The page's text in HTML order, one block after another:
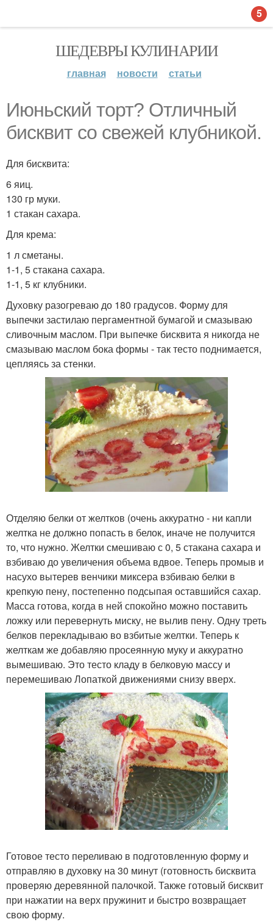
ШЕДЕВРЫ КУЛИНАРИИ
главная новости статьи
Июньский торт? Отличный
бисквит со свежей клубникой.
Для бисквита:
6 яиц.
130 гр муки.
1 стакан сахара.
Для крема:
1 л сметаны.
1-1, 5 стакана сахара.
1-1, 5 кг клубники.
Духовку разогреваю до 180 градусов. Форму для
выпечки застилаю пергаментной бумагой и смазываю
сливочным маслом. При выпечке бисквита я никогда не
смазываю маслом бока формы - так тесто поднимается,
цепляясь за стенки.
Отделяю белки от желтков (очень аккуратно - ни капли
желтка не должно попасть в белок, иначе не получится
то, что нужно. Желтки смешиваю с 0, 5 стакана сахара и
взбиваю до увеличения объема вдвое. Теперь промыв и
насухо вытерев венчики миксера взбиваю белки в
крепкую пену, постепенно подсыпая оставшийся сахар.
Масса готова, когда в ней спокойно можно поставить
ложку или перевернуть миску, не вылив пену. Одну треть
белков перекладываю во взбитые желтки. Теперь к
желткам же добавляю просеянную муку и аккуратно
вымешиваю. Это тесто кладу в белковую массу и
перемешиваю Лопаткой движениями снизу вверх.
Готовое тесто переливаю в подготовленную форму и
отправляю в духовку на 30 минут (готовность бисквита
проверяю деревянной палочкой. Также готовый бисквит
при нажатии на верх пружинит и быстро возвращает
свою форму.
5